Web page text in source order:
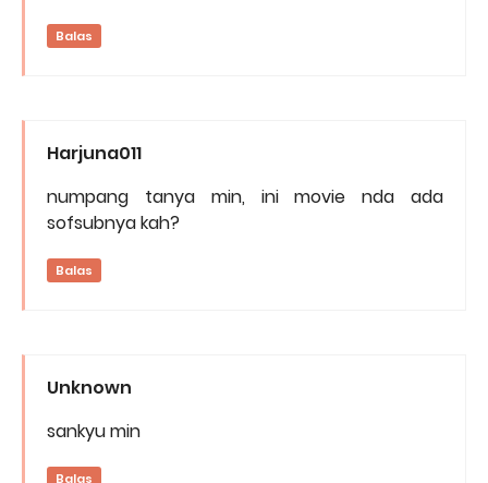
Balas
Harjuna011
numpang tanya min, ini movie nda ada
sofsubnya kah?
Balas
Unknown
sankyu min
Balas